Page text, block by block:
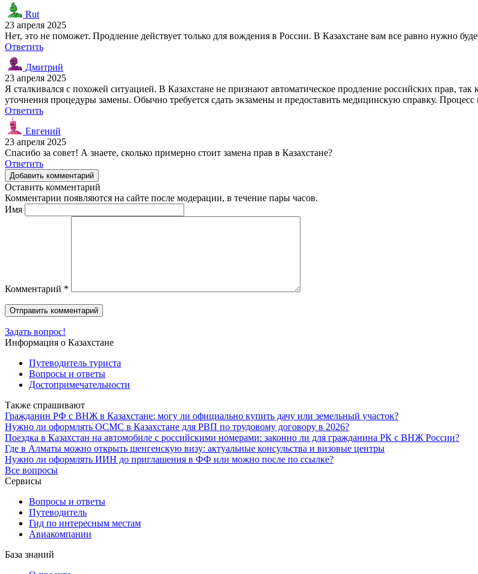
Rut
23 апреля 2025
Нет, это не поможет. Продление действует только для вождения в России. В Казахстане вам все равно нужно
Ответить
Дмитрий
23 апреля 2025
Я сталкивался с похожей ситуацией. В Казахстане не признают автоматическое продление российских прав,
уточнения процедуры замены. Обычно требуется сдать экзамены и предоставить медицинскую справку. Процесс
Ответить
Евгений
23 апреля 2025
Спасибо за совет! А знаете, сколько примерно стоит замена прав в Казахстане?
Ответить
Добавить комментарий
Оставить комментарий
Комментарии появляются на сайте после модерации, в течение пары часов.
Имя
Комментарий *
Задать вопрос!
Информация о Казахстане
Путеводитель туриста
Вопросы и ответы
Достопримечательности
Также спрашивают
Гражданин РФ с ВНЖ в Казахстане: могу ли официально купить дачу или земельный участок?
Нужно ли оформлять ОСМС в Казахстане для РВП по трудовому договору в 2026?
Поездка в Казахстан на автомобиле с российскими номерами: законно ли для гражданина РК с ВНЖ России?
Где в Алматы можно открыть шенгенскую визу: актуальные консульства и визовые центры
Нужно ли оформлять ИИН до приглашения в ФФ или можно после по ссылке?
Все вопросы
Сервисы
Вопросы и ответы
Путеводитель
Гид по интересным местам
Авиакомпании
База знаний